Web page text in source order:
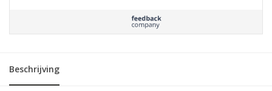
Beschrijving